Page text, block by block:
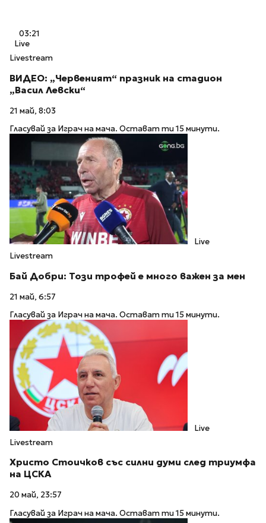
03:21
Live
Livestream
ВИДЕО: „Червеният“ празник на стадион
„Васил Левски“
21 май, 8:03
Гласувай за Играч на мача. Остават ти 15 минути.
Live
Livestream
Бай Добри: Този трофей е много важен за мен
21 май, 6:57
Гласувай за Играч на мача. Остават ти 15 минути.
Live
Livestream
Христо Стоичков със силни думи след триумфа
на ЦСКА
20 май, 23:57
Гласувай за Играч на мача. Остават ти 15 минути.